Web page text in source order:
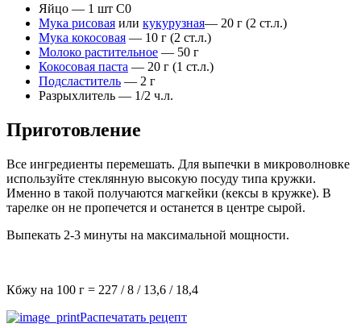
Яйцо — 1 шт С0
Мука рисовая или кукурузная— 20 г (2 ст.л.)
Мука кокосовая — 10 г (2 ст.л.)
Молоко растительное — 50 г
Кокосовая паста — 20 г (1 ст.л.)
Подсластитель — 2 г
Разрыхлитель — 1/2 ч.л.
Приготовление
Все ингредиенты перемешать. Для выпечки в микроволновке
используйте стеклянную высокую посуду типа кружки.
Именно в такой получаются магкейки (кексы в кружке). В
тарелке он не пропечется и останется в центре сырой.
Выпекать 2-3 минуты на максимальной мощности.
Кбжу на 100 г = 227 /8 / 13,6 / 18,4
Распечатать рецепт